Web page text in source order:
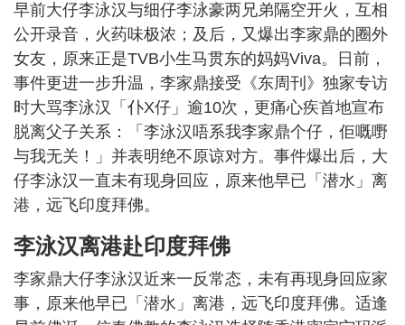
早前大仔李泳汉与细仔李泳豪两兄弟隔空开火，互相
公开录音，火药味极浓；及后，又爆出李家鼎的圈外
女友，原来正是TVB小生马贯东的妈妈Viva。日前，
事件更进一步升温，李家鼎接受《东周刊》独家专访
时大骂李泳汉「仆X仔」逾10次，更痛心疾首地宣布
脱离父子关系：「李泳汉唔系我李家鼎个仔，佢嘅嘢
与我无关！」并表明绝不原谅对方。事件爆出后，大
仔李泳汉一直未有现身回应，原来他早已「潜水」离
港，远飞印度拜佛。
李泳汉离港赴印度拜佛
李家鼎大仔李泳汉近来一反常态，未有再现身回应家
事，原来他早已「潜水」离港，远飞印度拜佛。适逢